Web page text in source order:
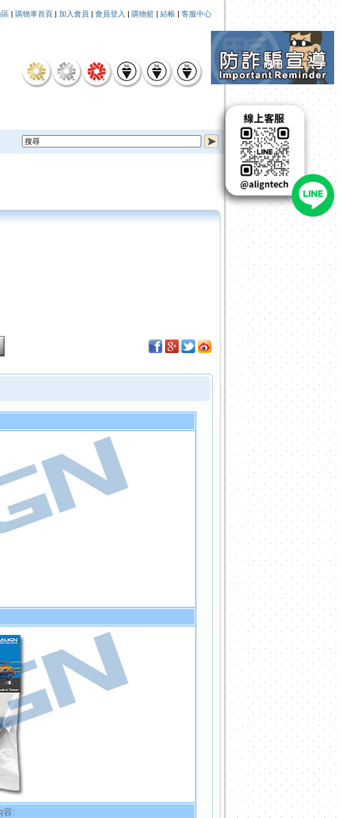
區 | 購物車首頁 | 加入會員 | 會員登入 | 購物籃 | 結帳 | 客服中心
容: